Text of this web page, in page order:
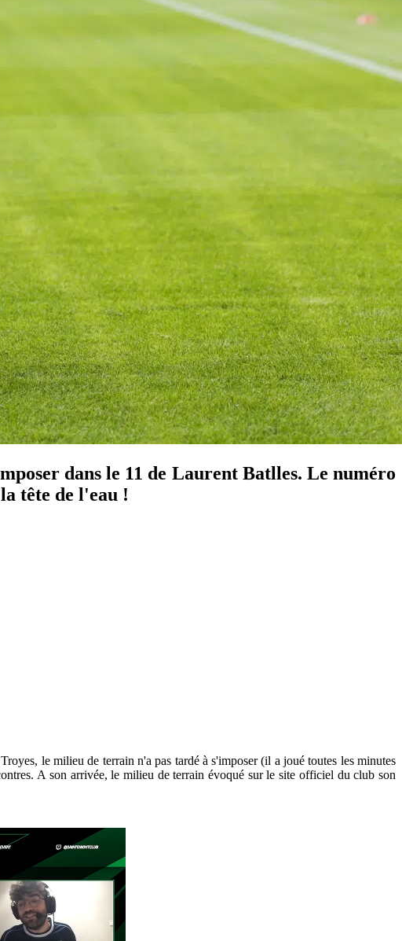
dans le 11 de Laurent Batlles. Le numéro
tête de l'eau !
le milieu de terrain n'a pas tardé à s'imposer (il a joué toutes les minutes
A son arrivée, le milieu de terrain évoqué sur le site officiel du club son